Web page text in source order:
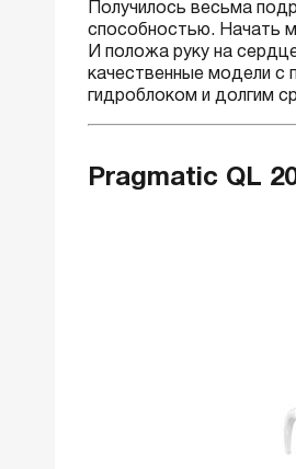
Получилось весьма
способностью. Начать
И положа руку на
качественные модели с
гидроблоком и долгим
Pragmatic QL